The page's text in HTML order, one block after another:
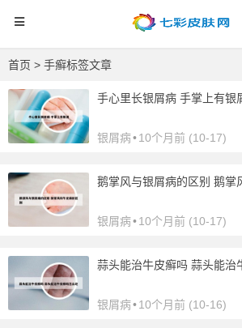
首页 > 手癣标签文章
手心里长银屑病 手掌上有银
银屑病•10个月前 (10-17)
鹅掌风与银屑病的区别 鹅掌
银屑病•10个月前 (10-17)
蒜头能治牛皮癣吗 蒜头能治
银屑病•10个月前 (10-16)